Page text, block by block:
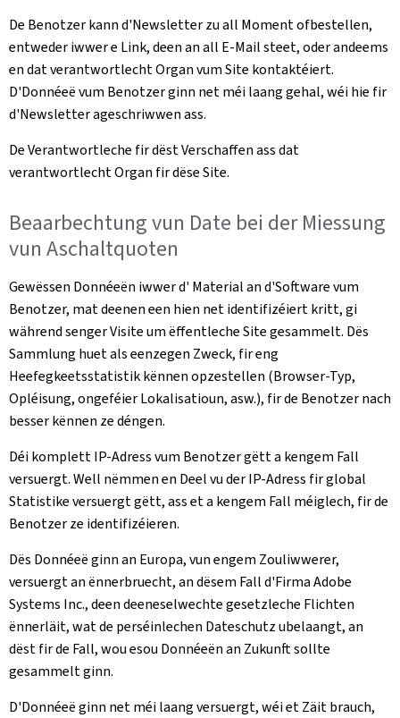
De Benotzer kann d'Newsletter zu all Moment ofbestellen,
entweder iwwer e Link, deen an all E-Mail steet, oder andeems
en dat verantwortlecht Organ vum Site kontaktéiert.
D'Donnéeë vum Benotzer ginn net méi laang gehal, wéi hie fir
d'Newsletter ageschriwwen ass.
De Verantwortleche fir dëst Verschaffen ass dat
verantwortlecht Organ fir dëse Site.
Beaarbechtung vun Date bei der Miessung
vun Aschaltquoten
Gewëssen Donnéeën iwwer d' Material an d'Software vum
Benotzer, mat deenen een hien net identifizéiert kritt, gi
während senger Visite um ëffentleche Site gesammelt. Dës
Sammlung huet als eenzegen Zweck, fir eng
Heefegkeetsstatistik kënnen opzestellen (Browser-Typ,
Opléisung, ongeféier Lokalisatioun, asw.), fir de Benotzer nach
besser kënnen ze déngen.
Déi komplett IP-Adress vum Benotzer gëtt a kengem Fall
versuergt. Well nëmmen en Deel vu der IP-Adress fir global
Statistike versuergt gëtt, ass et a kengem Fall méiglech, fir de
Benotzer ze identifizéieren.
Dës Donnéeë ginn an Europa, vun engem Zouliwwerer,
versuergt an ënnerbruecht, an dësem Fall d'Firma Adobe
Systems Inc., deen deeneselwechte gesetzleche Flichten
ënnerläit, wat de perséinlechen Dateschutz ubelaangt, an
dëst fir de Fall, wou esou Donnéeën an Zukunft sollte
gesammelt ginn.
D'Donnéeë ginn net méi laang versuergt, wéi et Zäit brauch,